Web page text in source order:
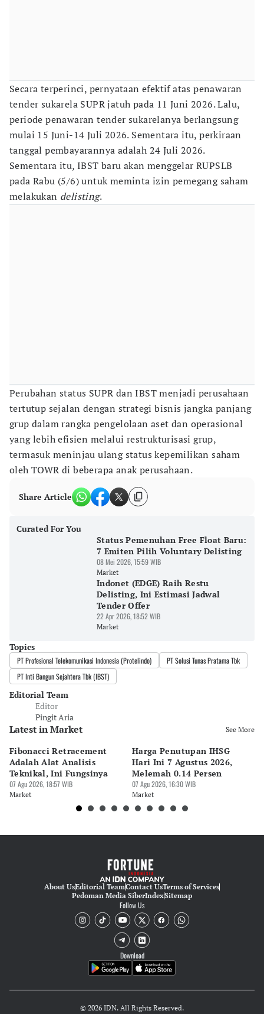
Secara terperinci, pernyataan efektif atas penawaran
tender sukarela SUPR jatuh pada 11 Juni 2026. Lalu,
periode penawaran tender sukarelanya berlangsung
mulai 15 Juni-14 Juli 2026. Sementara itu, perkiraan
tanggal pembayarannya adalah 24 Juli 2026.
Sementara itu, IBST baru akan menggelar RUPSLB
pada Rabu (5/6) untuk meminta izin pemegang saham
melakukan delisting.
Perubahan status SUPR dan IBST menjadi perusahaan
tertutup sejalan dengan strategi bisnis jangka panjang
grup dalam rangka pengelolaan aset dan operasional
yang lebih efisien melalui restrukturisasi grup,
termasuk meninjau ulang status kepemilikan saham
oleh TOWR di beberapa anak perusahaan.
Share Article
Curated For You
Status Pemenuhan Free Float Baru:
7 Emiten Pilih Voluntary Delisting
08 Mei 2026, 15:59 WIB
Market
Indonet (EDGE) Raih Restu
Delisting, Ini Estimasi Jadwal
Tender Offer
22 Apr 2026, 18:52 WIB
Market
Topics
PT Profesional Telekomunikasi Indonesia (Protelindo)
PT Solusi Tunas Pratama Tbk
PT Inti Bangun Sejahtera Tbk (IBST)
Editorial Team
Editor
Pingit Aria
Latest in Market See More
Fibonacci Retracement
Adalah Alat Analisis
Teknikal, Ini Fungsinya
07 Agu 2026, 18:57 WIB
Market
Harga Penutupan IHSG
Hari Ini 7 Agustus 2026,
Melemah 0.14 Persen
07 Agu 2026, 16:30 WIB
Market
About UsEditorial TeamContact UsTerms of Services
Pedoman Media SiberIndexSitemap
Follow Us
Download
© 2026 IDN. All Rights Reserved.